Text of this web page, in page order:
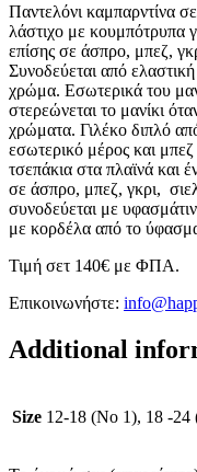
Παντελόνι καμπαρντίνα
λάστιχο με κουμπότρυπα
επίσης σε άσπρο, μπεζ,
Συνοδεύεται από
χρώμα. Εσωτερικά του
στερεώνεται το μανίκι
χρώματα. Γιλέκο διπλό
εσωτερικό μέρος και
τσεπάκια στα πλαϊνά και
σε άσπρο, μπεζ, γκρι,
συνοδεύεται με
με κορδέλα από το
Τιμή σετ 140€ με ΦΠΑ.
Επικοινωνήστε:
Additional
Size 12-18 (No 1), 18 -